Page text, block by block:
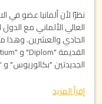
نظرًا لأن ألمانيا عضو في
العالي الألماني مع
الحادي والعشرين. وهذا
الجديدتين "بكالوريوس" و
إقرأ المزيد